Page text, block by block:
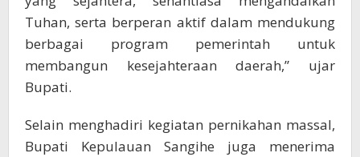
Tuhan, serta berperan aktif dalam mendukung
berbagai program pemerintah untuk
membangun kesejahteraan daerah,” ujar
Bupati.
Selain menghadiri kegiatan pernikahan massal,
Bupati Kepulauan Sangihe juga menerima